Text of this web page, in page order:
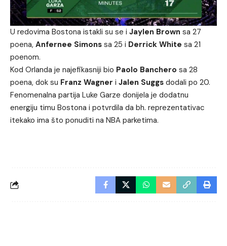
U redovima Bostona istakli su se i Jaylen Brown sa 27
poena, Anfernee Simons sa 25 i Derrick White sa 21
poenom.
Kod Orlanda je najefikasniji bio Paolo Banchero sa 28
poena, dok su Franz Wagner i Jalen Suggs dodali po 20.
Fenomenalna partija Luke Garze donijela je dodatnu
energiju timu Bostona i potvrdila da bh. reprezentativac
itekako ima što ponuditi na NBA parketima.